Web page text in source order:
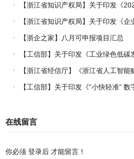
进口税收优惠政策的科研机构名单核定
【浙江省知识产权局】关于印发《
权风险统一基础性保障保险实施方案》
【浙江省知识产权局】关于印发《
理指引》的通知
【浙企之家】八月可申报项目汇总
【工信部】关于印发《工业绿色低碳
知
【浙江省经信厅】《浙江省人工智
施方案（2026-2030年）》印发
【工信部】关于印发《“小快轻准” 数
在线留言
你必须登录后 才能留言！